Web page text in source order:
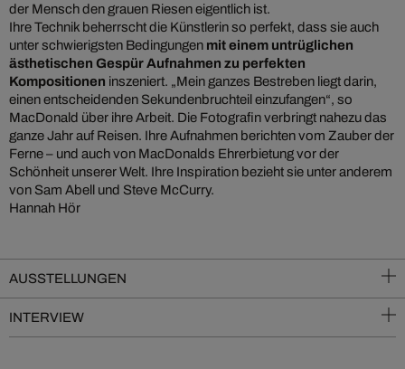
der Mensch den grauen Riesen eigentlich ist.
Ihre Technik beherrscht die Künstlerin so perfekt, dass sie auch
unter schwierigsten Bedingungen mit einem untrüglichen
ästhetischen Gespür Aufnahmen zu perfekten
Kompositionen inszeniert. „Mein ganzes Bestreben liegt darin,
einen entscheidenden Sekundenbruchteil einzufangen“, so
MacDonald über ihre Arbeit. Die Fotografin verbringt nahezu das
ganze Jahr auf Reisen. Ihre Aufnahmen berichten vom Zauber der
Ferne – und auch von MacDonalds Ehrerbietung vor der
Schönheit unserer Welt. Ihre Inspiration bezieht sie unter anderem
von Sam Abell und Steve McCurry.
Hannah Hör
AUSSTELLUNGEN
INTERVIEW